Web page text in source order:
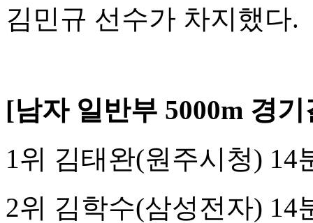
김민규 선수가 차지했다.
[남자 일반부 5000m 경기
1위 김태완(원주시청) 14
2위 김학수(삼성전자) 14